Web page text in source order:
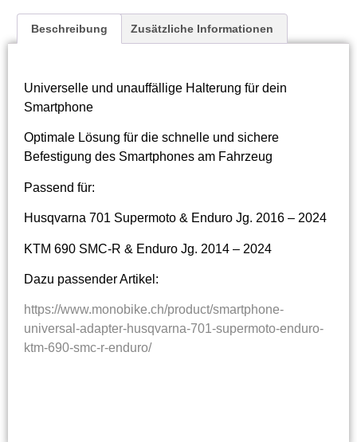
Beschreibung Zusätzliche Informationen
Universelle und unauffällige Halterung für dein
Smartphone
Optimale Lösung für die schnelle und sichere
Befestigung des Smartphones am Fahrzeug
Passend für:
Husqvarna 701 Supermoto & Enduro Jg. 2016 – 2024
KTM 690 SMC-R & Enduro Jg. 2014 – 2024
Dazu passender Artikel:
https://www.monobike.ch/product/smartphone-
universal-adapter-husqvarna-701-supermoto-enduro-
ktm-690-smc-r-enduro/